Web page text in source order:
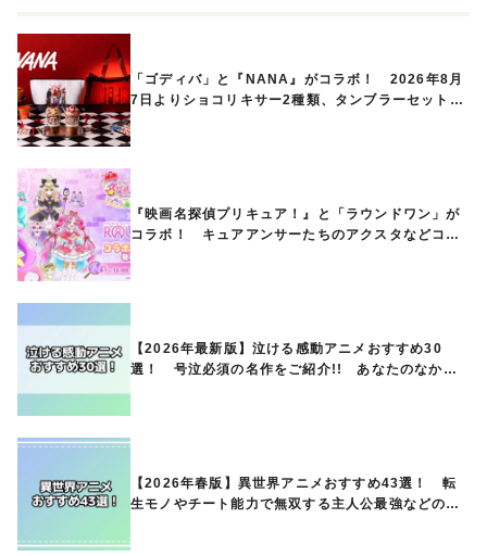
「ゴディバ」と『NANA』がコラボ！ 2026年8月
7日よりショコリキサー2種類、タンブラーセットな
『映画名探偵プリキュア！』と「ラウンドワン」が
コラボ！ キュアアンサーたちのアクスタなどコラ
【2026年最新版】泣ける感動アニメおすすめ30
選！ 号泣必須の名作をご紹介!! あなたのなかの
【2026年春版】異世界アニメおすすめ43選！ 転
生モノやチート能力で無双する主人公最強などの人